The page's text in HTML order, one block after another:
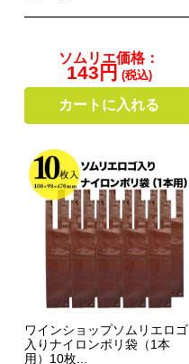
ソムリエ価格：
143円 (税込)
カートに入れる
ワインショップソムリエロゴ
入りナイロンポリ袋（1本
用）10枚...